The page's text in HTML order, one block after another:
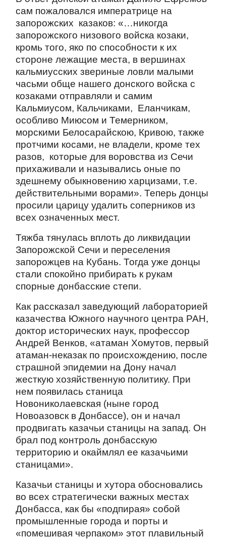
сам пожаловался императрице на
запорожских казаков: «…никогда
запорожского низового войска козаки,
кромь того, яко по способности к их
стороне лежащие места, в вершинах
кальмиусских звериные ловли малыми
часьми обще нашего донского войска с
козаками отправляли и самим
Кальмиусом, Кальчиками, Еланчикам,
особливо Миюсом и Темерником,
морскими Белосарайскою, Кривою, также
протчими косами, не владели, кроме тех
разов, которые для воровства из Сечи
прихаживали и назывались оные по
здешнему обыкновению харцизами, т.е.
действительными ворами». Теперь донцы
просили царицу удалить соперников из
всех означенных мест.
Тяжба тянулась вплоть до ликвидации
Запорожской Сечи и переселения
запорожцев на Кубань. Тогда уже донцы
стали спокойно прибирать к рукам
спорные донбасские степи.
Как рассказал заведующий лабораторией
казачества Южного научного центра РАН,
доктор исторических наук, профессор
Андрей Венков, «атаман Хомутов, первый
атаман-неказак по происхождению, после
страшной эпидемии на Дону начал
жесткую хозяйственную политику. При
нем появилась станица
Новониколаевская (ныне город
Новоазовск в Донбассе), он и начал
продвигать казачьи станицы на запад. Он
брал под контроль донбасскую
территорию и окаймлял ее казачьими
станицами».
Казачьи станицы и хутора обосновались
во всех стратегически важных местах
Донбасса, как бы «подпирая» собой
промышленные города и порты и
«помешивая черпаком» этот плавильный